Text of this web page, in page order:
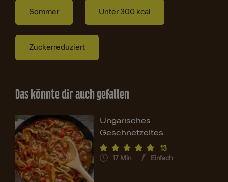
Sommer Unter 300 kcal
Zuckerreduziert
Das könnte dir auch gefallen
Ungarisches
Geschnetzeltes
13
17 Min Einfach